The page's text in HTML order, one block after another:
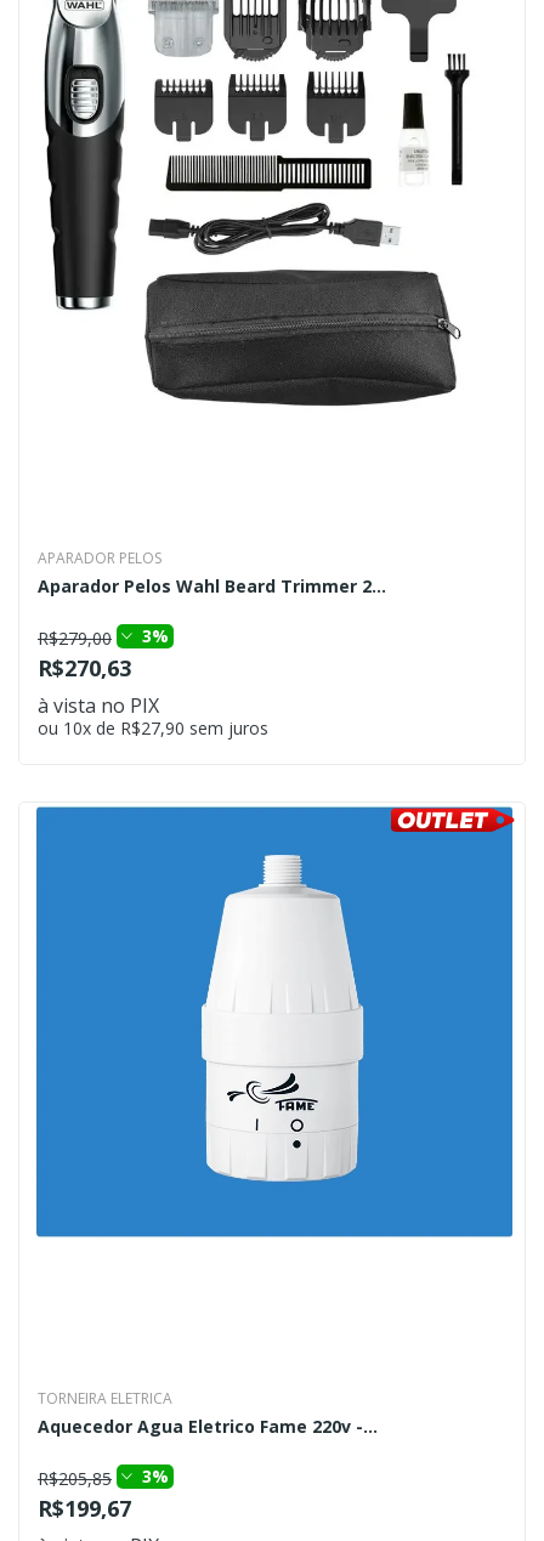
APARADOR PELOS
Aparador Pelos Wahl Beard Trimmer 2...
R$279,00 3%
R$270,63
à vista no PIX
ou 10x de R$27,90 sem juros
TORNEIRA ELETRICA
Aquecedor Agua Eletrico Fame 220v -...
R$205,85 3%
R$199,67